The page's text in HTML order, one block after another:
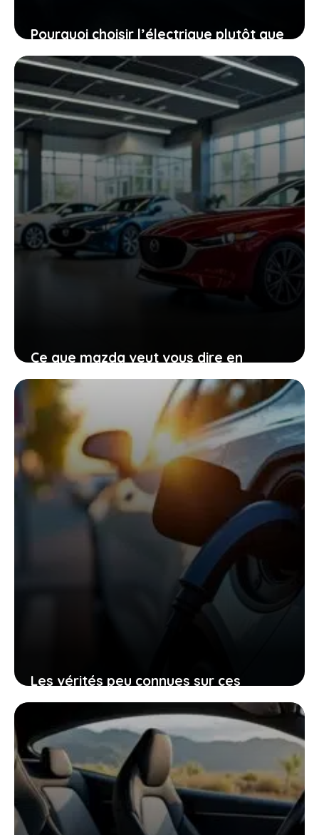
Pourquoi choisir l’électrique plutôt que
le diesel, même quand le mercure
chute à -40 °C
27 janvier 2026
Ce que mazda veut vous dire en
renonçant provisoirement à
l’électrique total
27 janvier 2026
Les vérités peu connues sur ces
voitures électriques françaises
presque invendables sur le marché de
l’occasion
26 janvier 2026